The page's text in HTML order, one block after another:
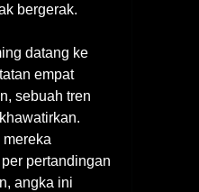
bergerak.
datang ke
empat
sebuah tren
mereka
pertandingan
angka ini